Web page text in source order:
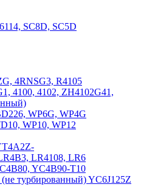
SC8D, SC5D
4RNSG3, R4105
4100, 4102, ZH4102G41,
WP6G, WP4G
WP10, WP12
LR4108, LR6
YC4B90-T10
турбированный) YC6J125Z